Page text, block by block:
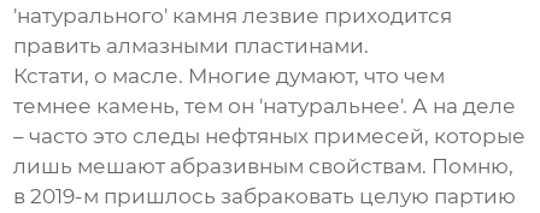
'натурального' камня лезвие приходится
править алмазными пластинами.
Кстати, о масле. Многие думают, что чем
темнее камень, тем он 'натуральнее'. А на деле
– часто это следы нефтяных примесей, которые
лишь мешают абразивным свойствам. Помню,
в 2019-м пришлось забраковать целую партию